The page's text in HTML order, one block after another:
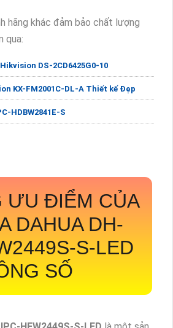
hãng khác đảm bảo chất lượng
qua:
DS-2CD6425G0-10
KX-FM2001C-DL-A Thiết kế Đẹp
HDBW2841E-S
ƯU ĐIỂM CỦA
DAHUA DH-
S-LED
SỐ